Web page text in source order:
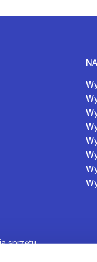
sprzętu